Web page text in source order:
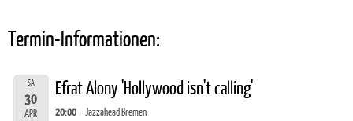
Termin-Informationen:
SA
30
APR
Efrat Alony 'Hollywood isn't calling'
20:00 Jazzahead Bremen